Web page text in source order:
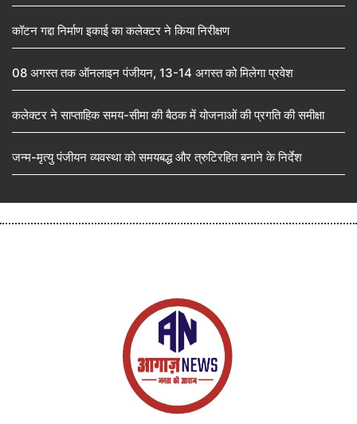
कॉटन गद्दा निर्माण इकाई का कलेक्टर ने किया निरीक्षण
08 अगस्त तक ऑनलाइन पंजीयन, 13-14 अगस्त को मिलेगा प्रवेश
कलेक्टर ने साप्ताहिक समय-सीमा की बैठक में योजनाओं की प्रगति की समीक्षा
जन्म-मृत्यु पंजीयन व्यवस्था को समयबद्ध और त्रुटिरहित बनाने के निर्देश